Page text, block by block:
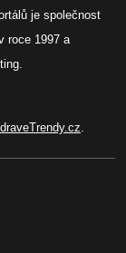
je společnost
roce 1997 a
.